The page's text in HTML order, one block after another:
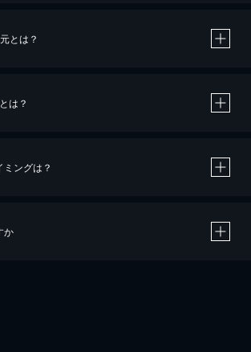
とは？
、クレジットカード決済による作品の購入 / レンタルです。
は？
ングは？
か